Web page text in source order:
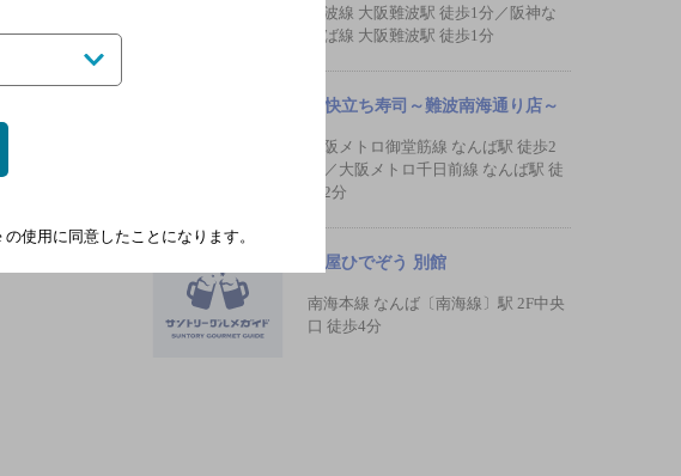
難波線 大阪難波駅 徒歩1分／阪神な
んば線 大阪難波駅 徒歩1分
豪快立ち寿司～難波南海通り店～
大阪メトロ御堂筋線 なんば駅 徒歩2
分／大阪メトロ千日前線 なんば駅 徒
歩2分
魚屋ひでぞう 別館
南海本線 なんば〔南海線〕駅 2F中央
口 徒歩4分
使用に同意したことになります。